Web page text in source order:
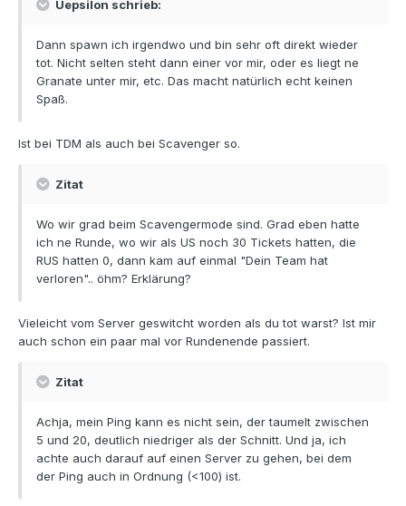
Uepsilon schrieb:
Dann spawn ich irgendwo und bin sehr oft direkt wieder
tot. Nicht selten steht dann einer vor mir, oder es liegt ne
Granate unter mir, etc. Das macht natürlich echt keinen
Spaß.
Ist bei TDM als auch bei Scavenger so.
Zitat
Wo wir grad beim Scavengermode sind. Grad eben hatte
ich ne Runde, wo wir als US noch 30 Tickets hatten, die
RUS hatten 0, dann kam auf einmal "Dein Team hat
verloren".. öhm? Erklärung?
Vieleicht vom Server geswitcht worden als du tot warst? Ist mir
auch schon ein paar mal vor Rundenende passiert.
Zitat
Achja, mein Ping kann es nicht sein, der taumelt zwischen
5 und 20, deutlich niedriger als der Schnitt. Und ja, ich
achte auch darauf auf einen Server zu gehen, bei dem
der Ping auch in Ordnung (<100) ist.